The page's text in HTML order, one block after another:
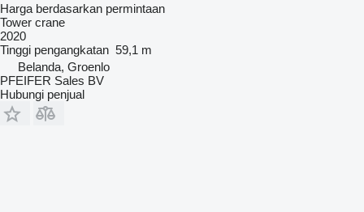
Harga berdasarkan permintaan
Tower crane
2020
Tinggi pengangkatan 59,1 m
Belanda, Groenlo
PFEIFER Sales BV
Hubungi penjual